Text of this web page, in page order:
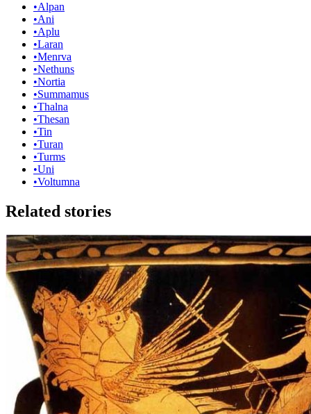
•Alpan
•Ani
•Aplu
•Laran
•Menrva
•Nethuns
•Nortia
•Summamus
•Thalna
•Thesan
•Tin
•Turan
•Turms
•Uni
•Voltumna
Related stories